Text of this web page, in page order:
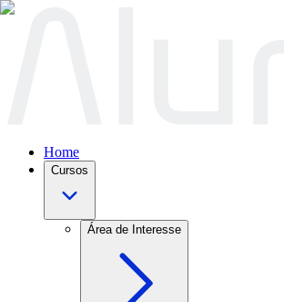
Home
Cursos
Área de Interesse